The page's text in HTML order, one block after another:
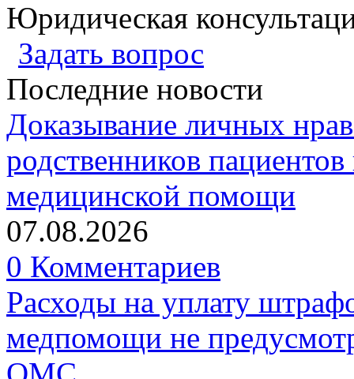
Юридическая
Задать вопрос
Последние новости
Доказывание личных
родственников
медицинской помощи
07.08.2026
0 Комментариев
Расходы на уплату
медпомощи не